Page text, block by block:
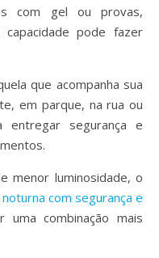
com gel ou provas,
pode fazer
que acompanha sua
em parque, na rua ou
entregar segurança e
menor luminosidade, o
com segurança e
combinação mais